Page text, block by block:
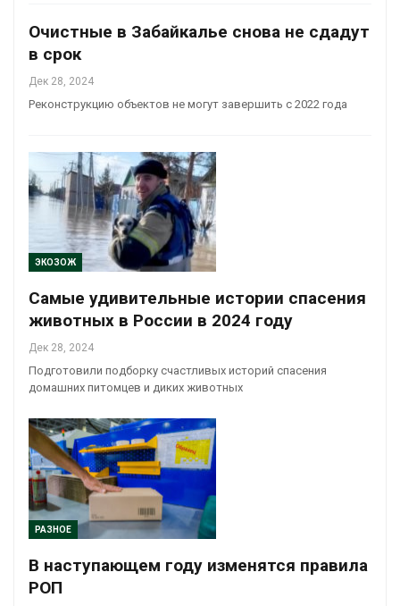
Очистные в Забайкалье снова не сдадут
в срок
Дек 28, 2024
Реконструкцию объектов не могут завершить с 2022 года
ЭКОЗОЖ
Самые удивительные истории спасения
животных в России в 2024 году
Дек 28, 2024
Подготовили подборку счастливых историй спасения
домашних питомцев и диких животных
РАЗНОЕ
В наступающем году изменятся правила
РОП